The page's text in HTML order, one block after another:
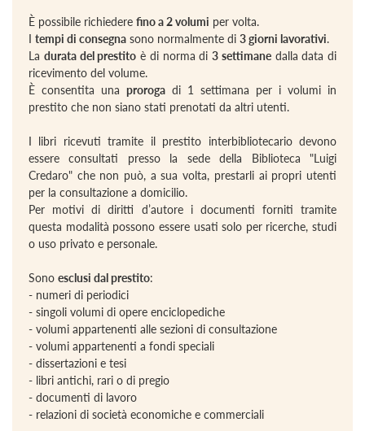
È possibile richiedere fino a 2 volumi per volta.
I tempi di consegna sono normalmente di 3 giorni lavorativi.
La durata del prestito è di norma di 3 settimanedalla data di
ricevimento del volume.
È consentita una proroga di 1 settimana per i volumi in
prestito che non siano stati prenotati da altri utenti.
I libri ricevuti tramite il prestito interbibliotecario devono
essere consultati presso la sede della Biblioteca "Luigi
Credaro" che non può, a sua volta, prestarli ai propri utenti
per la consultazione a domicilio.
Per motivi di diritti d’autore i documenti forniti tramite
questa modalità possono essere usati solo per ricerche, studi
o uso privato e personale.
Sono esclusi dal prestito:
- numeri di periodici
- singoli volumi di opere enciclopediche
- volumi appartenenti alle sezioni di consultazione
- volumi appartenenti a fondi speciali
- dissertazioni e tesi
- libri antichi, rari o di pregio
- documenti di lavoro
- relazioni di società economiche e commerciali